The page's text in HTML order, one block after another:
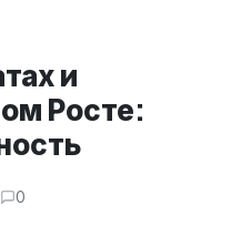
и
Росте:
0